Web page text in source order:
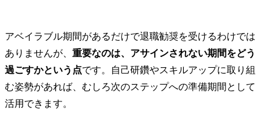
アベイラブル期間があるだけで退職勧奨を受けるわけでは
ありませんが、 重要なのは、アサインされない期間をどう
過ごすかという点です。自己研鑽やスキルアップに取り組
む姿勢があれば、むしろ次のステップへの準備期間として
活用できます。